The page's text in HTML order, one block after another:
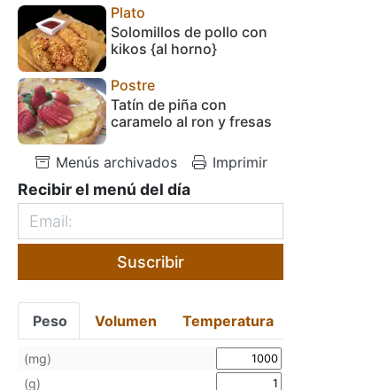
Plato
Solomillos de pollo con
kikos {al horno}
Postre
Tatín de piña con
caramelo al ron y fresas
Menús archivados Imprimir
Recibir el menú del día
Suscribir
Peso Volumen Temperatura
(mg)
(g)